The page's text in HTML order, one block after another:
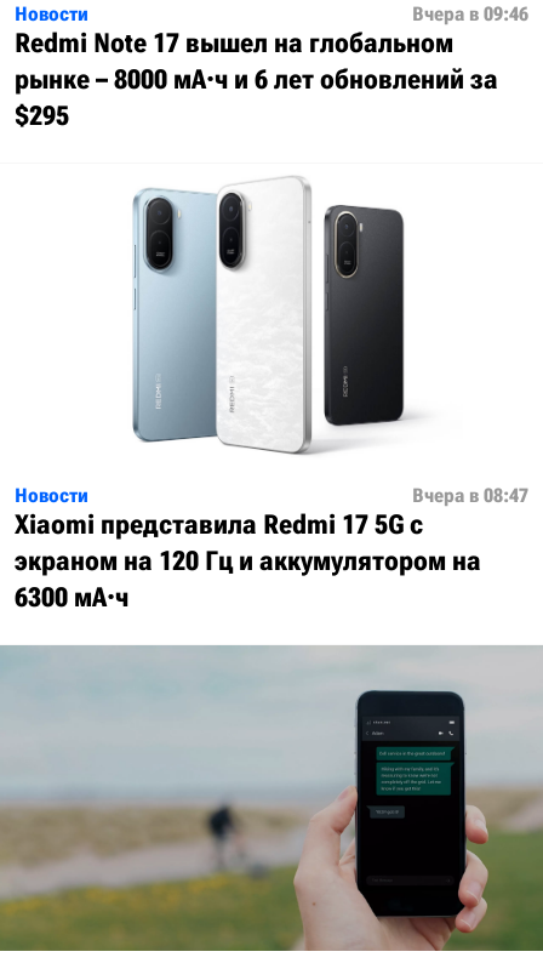
Новости Вчера в 09:46
Redmi Note 17 вышел на глобальном
рынке – 8000 мА·ч и 6 лет обновлений за
$295
Новости Вчера в 08:47
Xiaomi представила Redmi 17 5G с
экраном на 120 Гц и аккумулятором на
6300 мА·ч